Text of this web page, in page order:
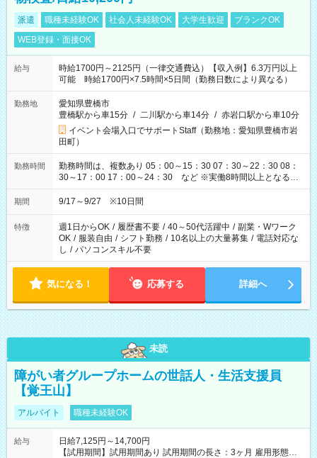
派遣 職種未経験OK 社会人未経験OK 大学生歓迎
ブランクOK
WEB登録・面接OK
給与
時給1700円～2125円（一律交通費込）【収入例】6.3万円以上
可能 時給1700円×7.5時間×5日間（勤務日数により異なる）
勤務地
愛知県豊橋市
豊橋駅から車15分 / 二川駅から車14分 / 赤岩口駅から車10分
イベント会場入口でサポートStaff（勤務地：愛知県豊橋市岩
田町）
勤務時間
勤務時間は、複数あり 05：00～15：30 07：30～22：30 08：
30～17：00 17：00～24：30 など ※実働8時間以上となる勤
務もあります。 【休憩】60分+他休憩あり 交替で取得します。
安全面に配慮しこまめな休憩があります。
期間 9/17～9/27 ※10日間
特徴 週1日からOK / 履歴書不要 / 40～50代活躍中 / 副業・Wワーク
OK / 服装自由 / シフト勤務 / 10名以上の大量募集 / 電話対応な
し / パソコンスキル不要
気になる！ 応募する 詳細へ
未読
障がい者グループホームの世話人・生活支援員
【覚王山】
アルバイト 職種未経験OK
給与
日給7,125円～14,700円
【試用期間】試用期間あり 試用期間の長さ：3ヶ月 雇用形態、